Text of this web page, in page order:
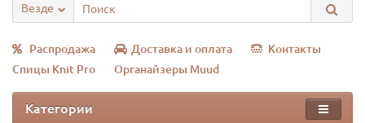
Везде
Распродажа Доставка и оплата
Контакты
Спицы Knit Pro
Органайзеры Muud
Категории